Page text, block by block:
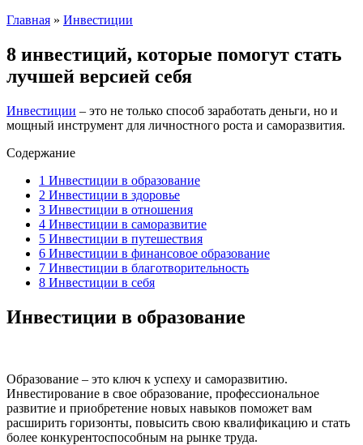
Главная » Инвестиции
8 инвестиций, которые помогут стать
лучшей версией себя
Инвестиции – это не только способ заработать деньги, но и
мощный инструмент для личностного роста и саморазвития.
Содержание
1 Инвестиции в образование
2 Инвестиции в здоровье
3 Инвестиции в отношения
4 Инвестиции в саморазвитие
5 Инвестиции в путешествия
6 Инвестиции в финансовое образование
7 Инвестиции в благотворительность
8 Инвестиции в себя
Инвестиции в образование
Образование – это ключ к успеху и саморазвитию.
Инвестирование в свое образование, профессиональное
развитие и приобретение новых навыков поможет вам
расширить горизонты, повысить свою квалификацию и стать
более конкурентоспособным на рынке труда.